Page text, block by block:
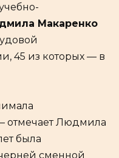
Макаренко
45 из которых — в
отмечает Людмила
была
сменной